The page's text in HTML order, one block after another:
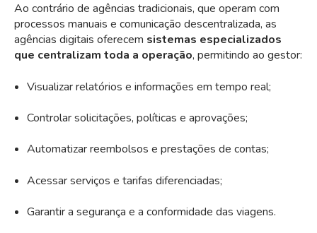
Ao contrário de agências tradicionais, que operam com
processos manuais e comunicação descentralizada, as
agências digitais oferecem sistemas especializados
que centralizam toda a operação, permitindo ao gestor:
Visualizar relatórios e informações em tempo real;
Controlar solicitações, políticas e aprovações;
Automatizar reembolsos e prestações de contas;
Acessar serviços e tarifas diferenciadas;
Garantir a segurança e a conformidade das viagens.